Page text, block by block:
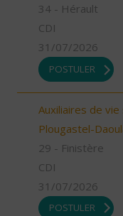
34 - Hérault
CDI
31/07/2026
POSTULER
Auxiliaires de vie
Plougastel-
29 - Finistère
CDI
31/07/2026
POSTULER